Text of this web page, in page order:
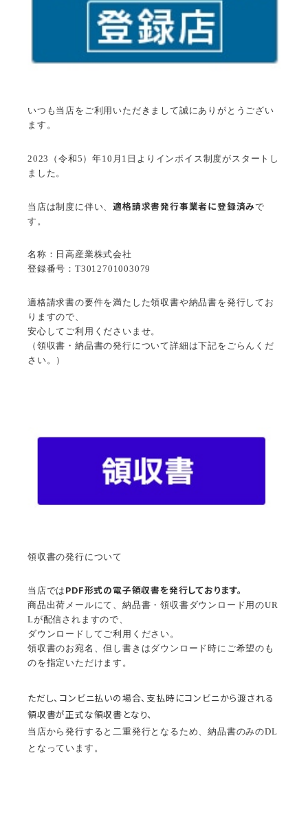
いつも当店をご利用いただきまして誠にありがとうござい
ます。
2023（令和5）年10月1日よりインボイス制度がスタートし
ました。
当店は制度に伴い、適格請求書発行事業者に登録済みで
す。
名称：日高産業株式会社
登録番号：T3012701003079
適格請求書の要件を満たした領収書や納品書を発行してお
りますので、
安心してご利用くださいませ。
（領収書・納品書の発行について詳細は下記をごらんくだ
さい。）
領収書の発行について
当店では PDF形式の電子領収書を発行しております。
商品出荷メールにて、納品書・領収書ダウンロード用のUR
Lが配信されますので、
ダウンロードしてご利用ください。
領収書のお宛名、但し書きはダウンロード時にご希望のも
のを指定いただけます。
ただし、コンビニ払いの場合、支払時にコンビニから渡される
領収書が正式な領収書となり、
当店から発行すると二重発行となるため、納品書のみのDL
となっています。